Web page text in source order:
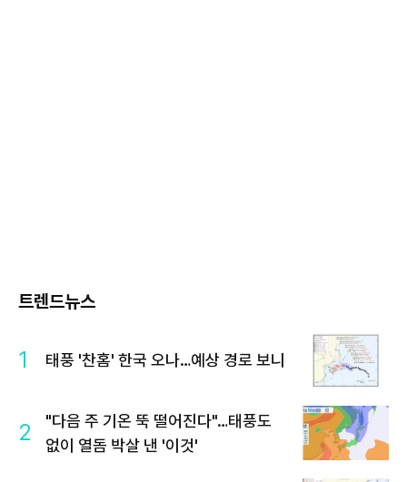
트렌드뉴스
1 태풍 '찬홈' 한국 오나…예상 경로 보니
2
"다음 주 기온 뚝 떨어진다"…태풍도
없이 열돔 박살 낸 '이것'